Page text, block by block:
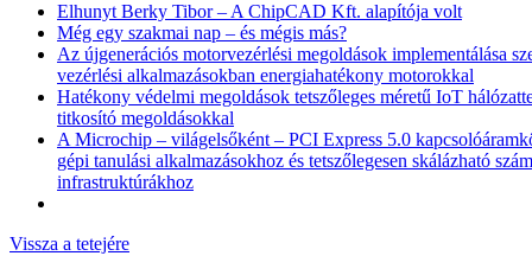
Elhunyt Berky Tibor – A ChipCAD Kft. alapítója volt
Még egy szakmai nap – és mégis más?
Az újgenerációs motorvezérlési megoldások implementálása
vezérlési alkalmazásokban energiahatékony motorokkal
Hatékony védelmi megoldások tetszőleges méretű IoT
titkosító megoldásokkal
A Microchip – világelsőként – PCI Express 5.0
gépi tanulási alkalmazásokhoz és tetszőlegesen skálázható
infrastruktúrákhoz
Vissza a tetejére